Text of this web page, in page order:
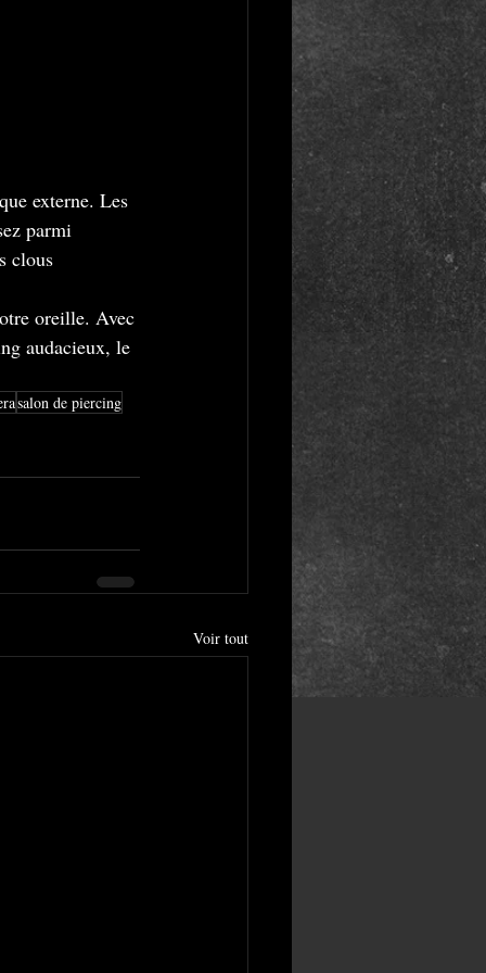
externe. Les
parmi
clous
oreille. Avec
audacieux, le
salon de piercing
Voir tout